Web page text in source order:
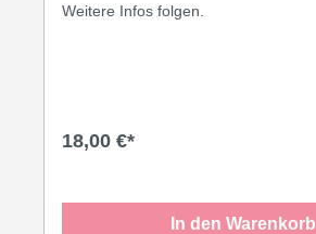
Weitere Infos folgen.
18,00 €*
In den Warenkorb